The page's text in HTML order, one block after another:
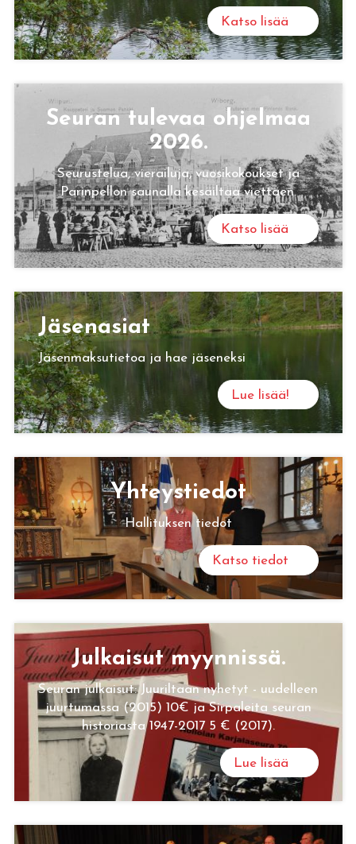
Katso lisää
Seu­ran tu­le­vaa oh­jel­maa
2026.
Seurustelua, vierailuja, vuosikokoukset ja
Parinpellon saunalla kesäiltaa viettäen.
Katso lisää
Jä­se­n­asiat
Jäsenmaksutietoa ja hae jäseneksi
Lue lisää!
Yh­teys­tie­dot
Hallituksen tiedot
Katso tiedot
Jul­kai­sut myyn­nis­sä.
Seuran julkaisut: Juuriltaan nyhetyt - uudelleen
juurtumassa (2015) 10€ ja Sirpaleita seuran
historiasta 1947-2017 5 € (2017).
Lue lisää